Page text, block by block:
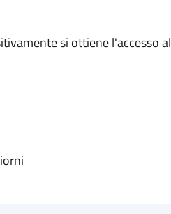
si ottiene l'accesso al